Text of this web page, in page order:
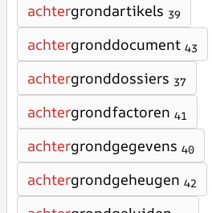
achtergrondartikels 39
achtergronddocument 43
achtergronddossiers 37
achtergrondfactoren 41
achtergrondgegevens 40
achtergrondgeheugen 42